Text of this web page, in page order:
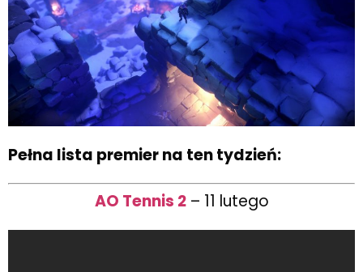
Pełna lista premier na ten tydzień:
AO Tennis 2– 11 lutego